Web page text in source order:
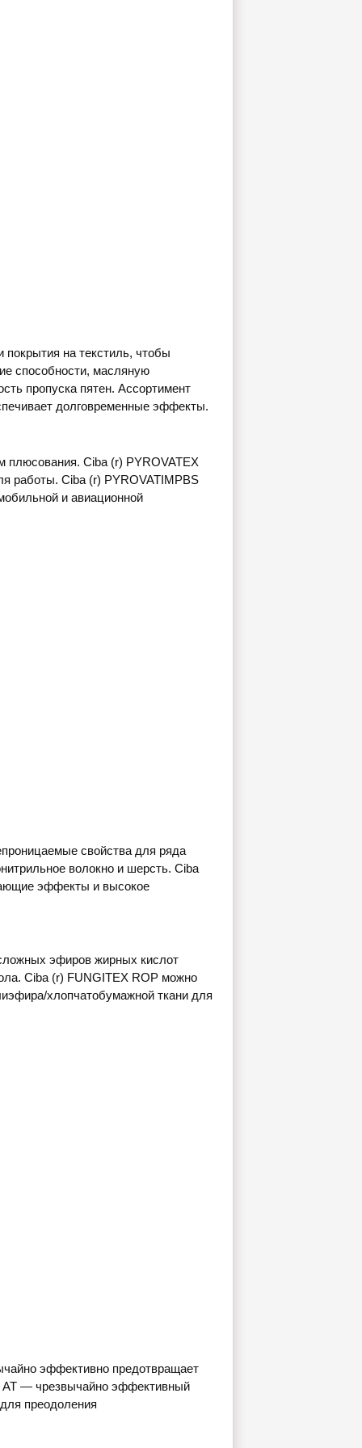
на текстиль, чтобы
способности, масляную
пропуска пятен. Ассортимент
долговременные эффекты.
плюсования. Ciba (r) PYROVATEX
работы. Ciba (r) PYROVATIMPBS
и авиационной
свойства для ряда
волокно и шерсть. Ciba
эффекты и высокое
эфиров жирных кислот
Ciba (r) FUNGITEX ROP можно
хлопчатобумажной ткани для
эффективно предотвращает
AT — чрезвычайно эффективный
преодоления